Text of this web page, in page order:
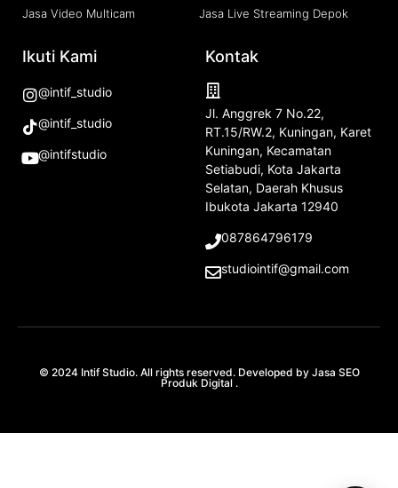
Jasa Video Multicam
Jasa Live Streaming Depok
Ikuti Kami
@intif_studio
@intif_studio
@intifstudio
Kontak
Jl. Anggrek 7 No.22,
RT.15/RW.2, Kuningan, Karet
Kuningan, Kecamatan
Setiabudi, Kota Jakarta
Selatan, Daerah Khusus
Ibukota Jakarta 12940
087864796179
studiointif@gmail.com
© 2024 Intif Studio. All rights reserved. Developed by Jasa SEO
Produk Digital.